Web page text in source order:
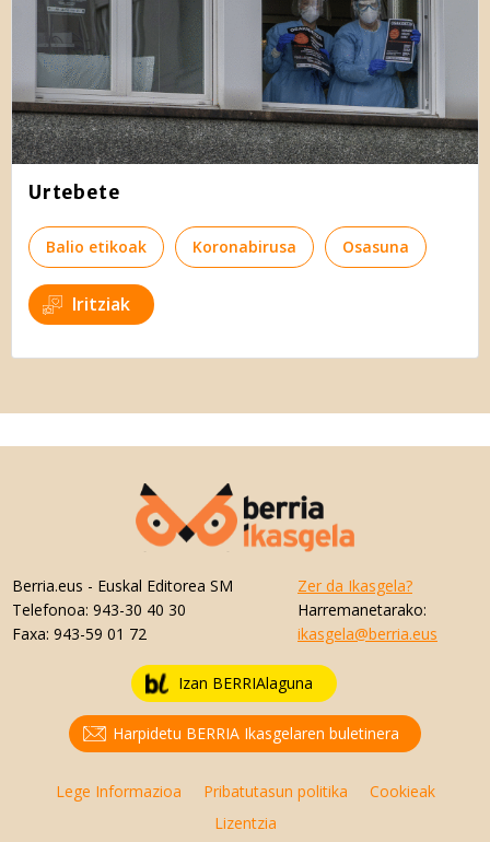
Urtebete
Balio etikoak Koronabirusa Osasuna
Iritziak
Berria.eus - Euskal Editorea SM
Telefonoa: 943-30 40 30
Faxa: 943-59 01 72
Zer da Ikasgela?
Harremanetarako:
ikasgela@berria.eus
Izan BERRIAlaguna
Harpidetu BERRIA Ikasgelaren buletinera
Lege Informazioa Pribatutasun politika
Cookieak
Lizentzia